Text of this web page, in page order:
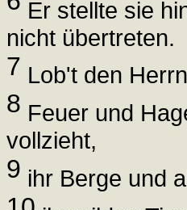
Er stellte sie
nicht übertreten.
7 Lob't den
8 Feuer und
vollzieht,
9 ihr Berge und